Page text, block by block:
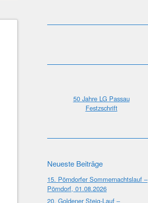
50 Jahre LG Passau
Festzschrift
Neueste Beiträge
15. Pörndorfer Sommernachtslauf –
Pörndorf, 01.08.2026
20. Goldener Steig-Lauf –